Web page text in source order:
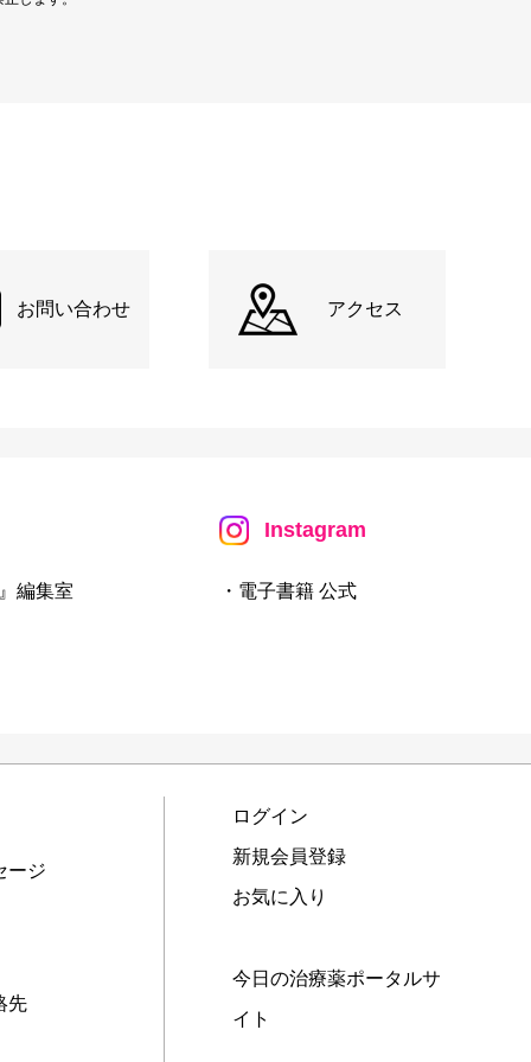
お問い合わせ アクセス
編集室
Instagram
・電子書籍 公式
ージ
先
ログイン
新規会員登録
お気に入り
今日の治療薬ポータルサ
イト